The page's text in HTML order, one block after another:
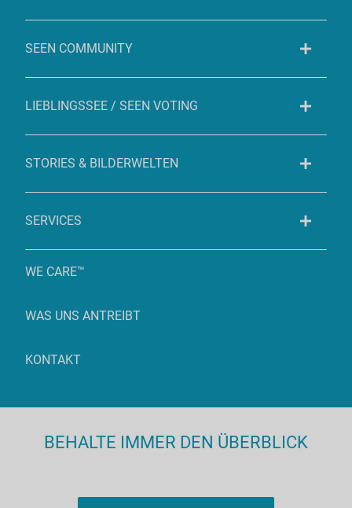
SEEN COMMUNITY
LIEBLINGSSEE / SEEN VOTING
STORIES & BILDERWELTEN
SERVICES
WE CARE™
WAS UNS ANTREIBT
KONTAKT
BEHALTE IMMER DEN ÜBERBLICK